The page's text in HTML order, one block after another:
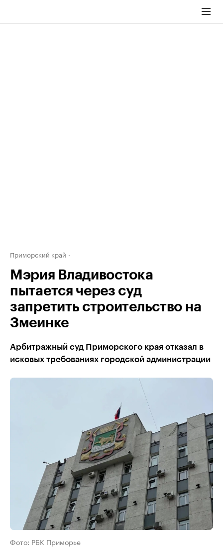
Приморский край
Мэрия Владивостока
пытается через суд
запретить строительство на
Змеинке
Арбитражный суд Приморского края отказал в
исковых требованиях городской администрации
Фото: РБК Приморье